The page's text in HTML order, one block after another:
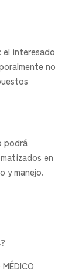
: el interesado
no
podrá
en
y manejo.